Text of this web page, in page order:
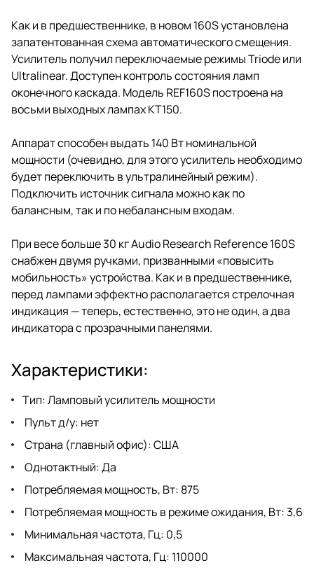
Как и в предшественнике, в новом 160S установлена
запатентованная схема автоматического смещения.
Усилитель получил переключаемые режимы Triode или
Ultralinear. Доступен контроль состояния ламп
оконечного каскада. Модель REF160S построена на
восьми выходных лампах KT150.
Аппарат способен выдать 140 Вт номинальной
мощности (очевидно, для этого усилитель необходимо
будет переключить в ультралинейный режим).
Подключить источник сигнала можно как по
балансным, так и по небалансным входам.
При весе больше 30 кг Audio Research Reference 160S
снабжен двумя ручками, призванными «повысить
мобильность» устройства. Как и в предшественнике,
перед лампами эффектно располагается стрелочная
индикация — теперь, естественно, это не один, а два
индикатора с прозрачными панелями.
Характеристики:
Тип: Ламповый усилитель мощности
Пульт д/у: нет
Страна (главный офис): США
Однотактный: Да
Потребляемая мощность, Вт: 875
Потребляемая мощность в режиме ожидания, Вт: 3,6
Минимальная частота, Гц: 0,5
Максимальная частота, Гц: 110000